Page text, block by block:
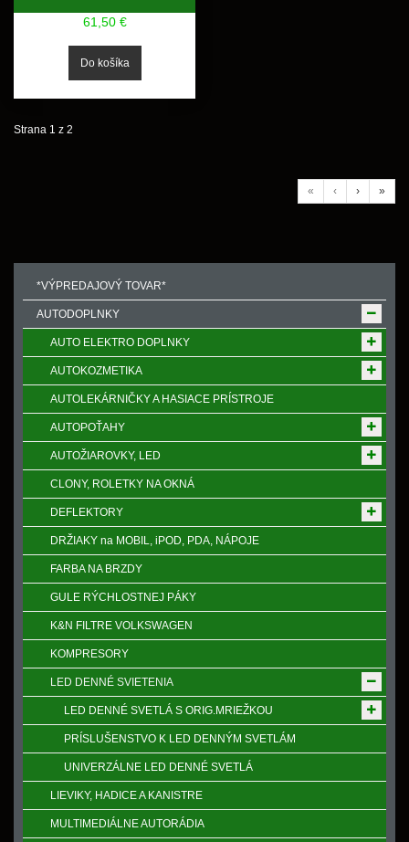
61,50 €
Strana 1 z 2
« ‹ › »
*VÝPREDAJOVÝ TOVAR*
AUTODOPLNKY
AUTO ELEKTRO DOPLNKY
AUTOKOZMETIKA
AUTOLEKÁRNIČKY A HASIACE PRÍSTROJE
AUTOPOŤAHY
AUTOŽIAROVKY, LED
CLONY, ROLETKY NA OKNÁ
DEFLEKTORY
DRŽIAKY na MOBIL, iPOD, PDA, NÁPOJE
FARBA NA BRZDY
GULE RÝCHLOSTNEJ PÁKY
K&N FILTRE VOLKSWAGEN
KOMPRESORY
LED DENNÉ SVIETENIA
LED DENNÉ SVETLÁ S ORIG.MRIEŽKOU
PRÍSLUŠENSTVO K LED DENNÝM SVETLÁM
UNIVERZÁLNE LED DENNÉ SVETLÁ
LIEVIKY, HADICE A KANISTRE
MULTIMEDIÁLNE AUTORÁDIA